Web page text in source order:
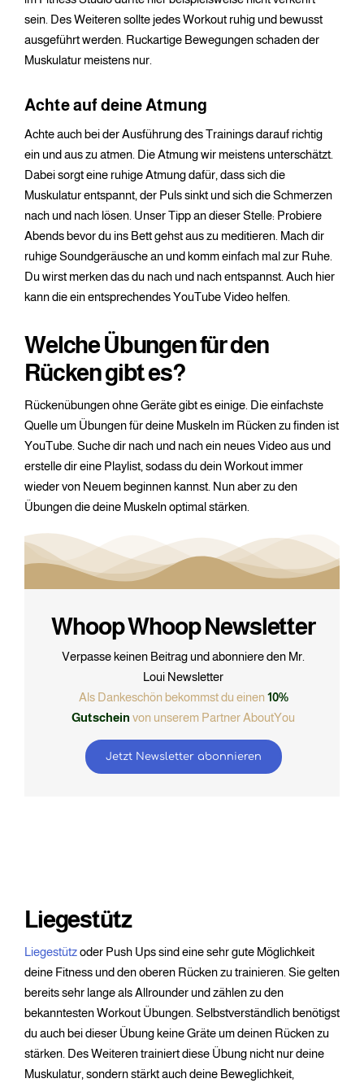
sein. Des Weiteren sollte jedes Workout ruhig und bewusst
ausgeführt werden. Ruckartige Bewegungen schaden der
Muskulatur meistens nur.
Achte auf deine Atmung
Achte auch bei der Ausführung des Trainings darauf richtig
ein und aus zu atmen. Die Atmung wir meistens unterschätzt.
Dabei sorgt eine ruhige Atmung dafür, dass sich die
Muskulatur entspannt, der Puls sinkt und sich die Schmerzen
nach und nach lösen. Unser Tipp an dieser Stelle: Probiere
Abends bevor du ins Bett gehst aus zu meditieren. Mach dir
ruhige Soundgeräusche an und komm einfach mal zur Ruhe.
Du wirst merken das du nach und nach entspannst. Auch hier
kann die ein entsprechendes YouTube Video helfen.
Welche Übungen für den
Rücken gibt es?
Rückenübungen ohne Geräte gibt es einige. Die einfachste
Quelle um Übungen für deine Muskeln im Rücken zu finden ist
YouTube. Suche dir nach und nach ein neues Video aus und
erstelle dir eine Playlist, sodass du dein Workout immer
wieder von Neuem beginnen kannst. Nun aber zu den
Übungen die deine Muskeln optimal stärken.
Whoop Whoop Newsletter
Verpasse keinen Beitrag und abonniere den Mr.
Loui Newsletter
Als Dankeschön bekommst du einen 10%
Gutschein von unserem Partner AboutYou
Jetzt Newsletter abonnieren
Liegestütz
Liegestützoder Push Ups sind eine sehr gute Möglichkeit
deine Fitness und den oberen Rücken zu trainieren. Sie gelten
bereits sehr lange als Allrounder und zählen zu den
bekanntesten Workout Übungen. Selbstverständlich benötigst
du auch bei dieser Übung keine Gräte um deinen Rücken zu
stärken. Des Weiteren trainiert diese Übung nicht nur deine
Muskulatur, sondern stärkt auch deine Beweglichkeit,